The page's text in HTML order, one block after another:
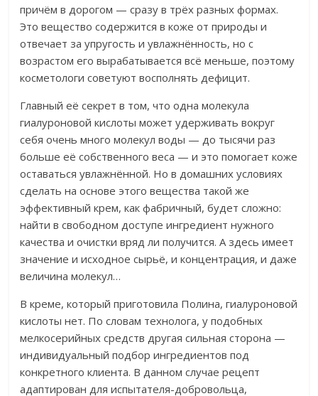
причём в дорогом — сразу в трёх разных формах.
Это вещество содержится в коже от природы и
отвечает за упругость и увлажнённость, но с
возрастом его вырабатывается всё меньше, поэтому
косметологи советуют восполнять дефицит.
Главный её секрет в том, что одна молекула
гиалуроновой кислоты может удерживать вокруг
себя очень много молекул воды — до тысячи раз
больше её собственного веса — и это помогает коже
оставаться увлажнённой. Но в домашних условиях
сделать на основе этого вещества такой же
эффективный крем, как фабричный, будет сложно:
найти в свободном доступе ингредиент нужного
качества и очистки вряд ли получится. А здесь имеет
значение и исходное сырьё, и концентрация, и даже
величина молекул…
В креме, который приготовила Полина, гиалуроновой
кислоты нет. По словам технолога, у подобных
мелкосерийных средств другая сильная сторона —
индивидуальный подбор ингредиентов под
конкретного клиента. В данном случае рецепт
адаптирован для испытателя-добровольца,